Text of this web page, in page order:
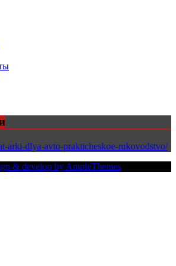
arki-dlya-avto-prakticheskoe-rukovodstvo/
& develop by AmpleThemes